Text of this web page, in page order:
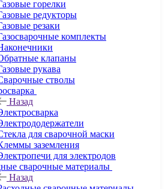
горелки
редукторы
резаки
комплекты
клапаны
рукава
стволы
Назад
для сварочной маски
заземления
для электродов
сварочные материалы
Назад